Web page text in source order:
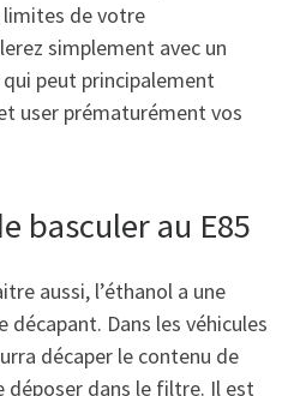
limites de votre
simplement avec un
peut principalement
user prématurément vos
basculer au E85
aussi, l’éthanol a une
Dans les véhicules
décaper le contenu de
dans le filtre. Il est